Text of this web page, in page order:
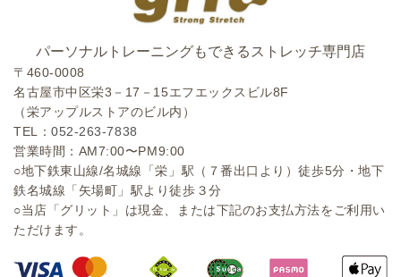
パーソナルトレーニングもできるストレッチ専門店
〒460-0008
名古屋市中区栄3－17－15エフエックスビル8F
（栄アップルストアのビル内）
TEL：052-263-7838
営業時間：AM7:00〜PM9:00
○地下鉄東山線/名城線「栄」駅（７番出口より）徒歩5分・地下
鉄名城線「矢場町」駅より徒歩３分
○当店「グリット」は現金、または下記のお支払方法をご利用い
ただけます。